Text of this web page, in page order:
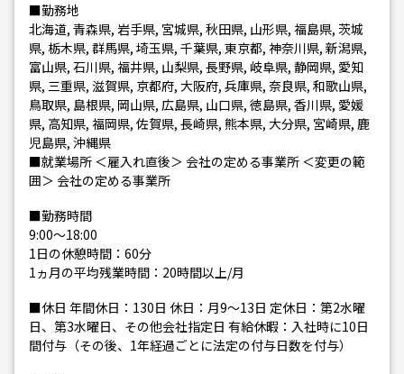
■勤務地
北海道, 青森県, 岩手県, 宮城県, 秋田県, 山形県, 福島県, 茨城
県, 栃木県, 群馬県, 埼玉県, 千葉県, 東京都, 神奈川県, 新潟県,
富山県, 石川県, 福井県, 山梨県, 長野県, 岐阜県, 静岡県, 愛知
県, 三重県, 滋賀県, 京都府, 大阪府, 兵庫県, 奈良県, 和歌山県,
鳥取県, 島根県, 岡山県, 広島県, 山口県, 徳島県, 香川県, 愛媛
県, 高知県, 福岡県, 佐賀県, 長崎県, 熊本県, 大分県, 宮崎県, 鹿
児島県, 沖縄県
■就業場所 ＜雇入れ直後＞ 会社の定める事業所 ＜変更の範
囲＞ 会社の定める事業所
■勤務時間
9:00～18:00
1日の休憩時間：60分
1ヵ月の平均残業時間：20時間以上/月
■休日 年間休日：130日 休日：月9〜13日 定休日：第2水曜
日、第3水曜日、その他会社指定日 有給休暇：入社時に10日
間付与（その後、1年経過ごとに法定の付与日数を付与）